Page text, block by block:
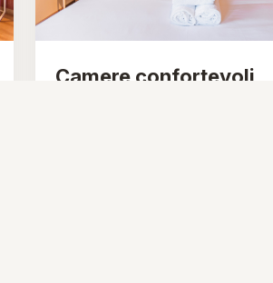
Camere confortevoli